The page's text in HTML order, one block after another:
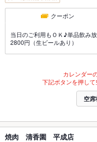
クーポン
当日のご利用もＯＫ♪単品飲み
2800円（生ビールあり）
カレンダー
下記ボタンを押して
空
焼肉 清香園 平成店